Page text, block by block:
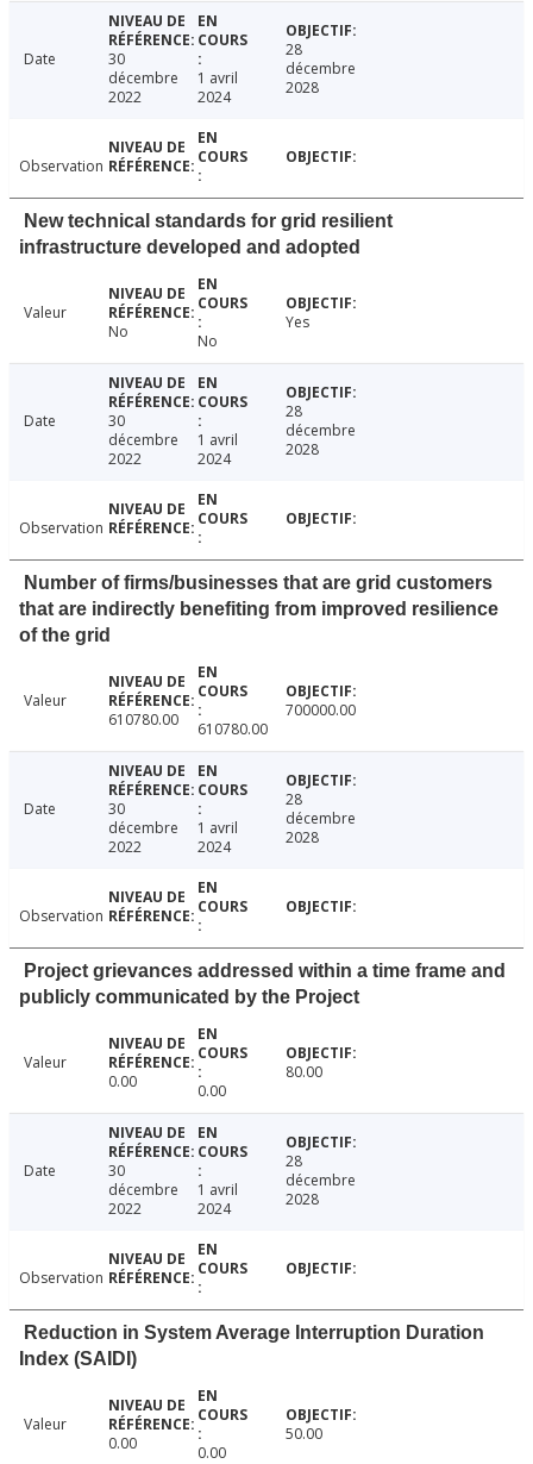
Date
30
décembre
2022
1 avril
2024
28
décembre
2028
Observation
New technical standards for grid resilient
infrastructure developed and adopted
Valeur
No
No
Yes
Date
30
décembre
2022
1 avril
2024
28
décembre
2028
Observation
Number of firms/businesses that are grid customers
that are indirectly benefiting from improved resilience
of the grid
Valeur
610780.00
610780.00
700000.00
Date
30
décembre
2022
1 avril
2024
28
décembre
2028
Observation
Project grievances addressed within a time frame and
publicly communicated by the Project
Valeur
0.00
0.00
80.00
Date
30
décembre
2022
1 avril
2024
28
décembre
2028
Observation
Reduction in System Average Interruption Duration
Index (SAIDI)
Valeur
0.00
0.00
50.00